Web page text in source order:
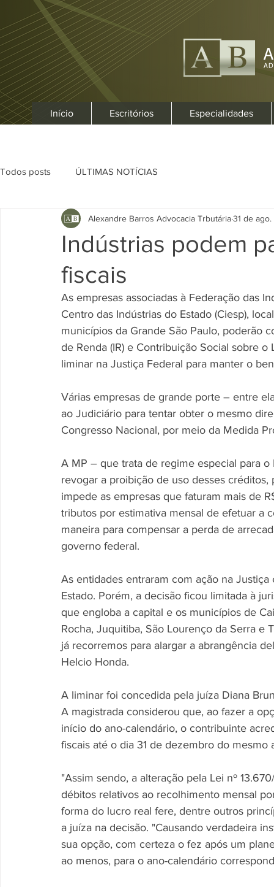
Início Escritórios Especialidades
Todos posts ÚLTIMAS NOTÍCIAS
Indústrias podem
fiscais
Alexandre Barros Advocacia Trbutária31 de
As empresas associadas à Federação das
Centro das Indústrias do Estado (Ciesp),
municípios da Grande São Paulo, poderão
de Renda (IR) e Contribuição Social sobre
liminar na Justiça Federal para manter o
Várias empresas de grande porte – entre
ao Judiciário para tentar obter o mesmo
Congresso Nacional, por meio da Medida
A MP – que trata de regime especial para
revogar a proibição de uso desses
impede as empresas que faturam mais de
tributos por estimativa mensal de efetuar a
maneira para compensar a perda de
governo federal.
As entidades entraram com ação na
Estado. Porém, a decisão ficou limitada à
que engloba a capital e os municípios de
Rocha, Juquitiba, São Lourenço da Serra e
já recorremos para alargar a abrangência
Helcio Honda.
A liminar foi concedida pela juíza Diana
A magistrada considerou que, ao fazer a
início do ano-calendário, o contribuinte
fiscais até o dia 31 de dezembro do mesmo
"Assim sendo, a alteração pela Lei nº
débitos relativos ao recolhimento mensal
forma do lucro real fere, dentre outros
a juíza na decisão. "Causando verdadeira
sua opção, com certeza o fez após um
ao menos, para o ano-calendário